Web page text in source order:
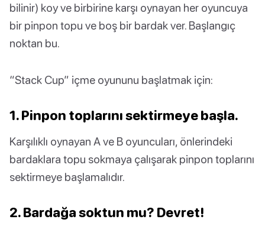
bilinir) koy ve birbirine karşı oynayan her oyuncuya
bir pinpon topu ve boş bir bardak ver. Başlangıç
noktan bu.
“Stack Cup” içme oyununu başlatmak için:
1. Pinpon toplarını sektirmeye başla.
Karşılıklı oynayan A ve B oyuncuları, önlerindeki
bardaklara topu sokmaya çalışarak pinpon toplarını
sektirmeye başlamalıdır.
2. Bardağa soktun mu? Devret!